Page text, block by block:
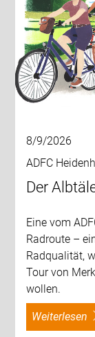
8/9/2026
ADFC
Der
Eine vom
Radroute –
Radqualität,
Tour von
wollen.
weiterlesen